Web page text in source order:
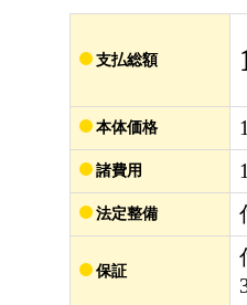
支払総額
本体価格
諸費用
法定整備
保証